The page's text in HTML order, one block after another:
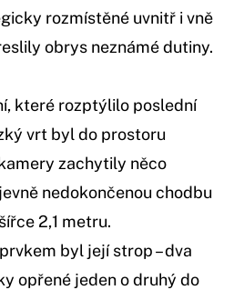
rozmístěné uvnitř i vně
obrys neznámé dutiny.
které rozptýlilo poslední
vrt byl do prostoru
zachytily něco
nedokončenou chodbu
2,1 metru.
byl její strop – dva
opřené jeden o druhý do